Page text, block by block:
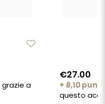
grazie a
€27.00
+ 8,10
questo